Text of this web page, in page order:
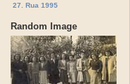
27. Rua 1995
Random Image